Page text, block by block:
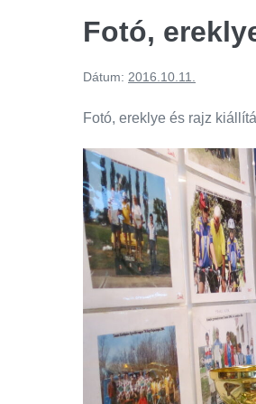
Fotó,
Dátum: 2016.10.11.
Fotó, ereklye és rajz